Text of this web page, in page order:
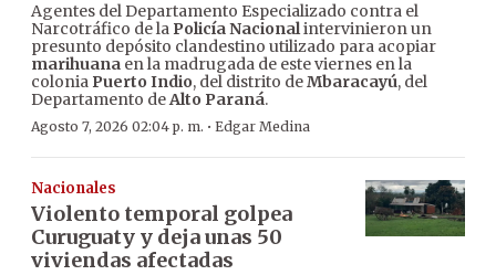
Agentes del Departamento Especializado contra el
Narcotráfico de la Policía Nacionalintervinieron un
presunto depósito clandestino utilizado para acopiar
marihuana en la madrugada de este viernes en la
colonia Puerto Indio, del distrito deMbaracayú, del
Departamento deAlto Paraná.
Agosto 7, 2026 02:04 p. m. · Edgar Medina
Nacionales
Violento temporal golpea
Curuguaty y deja unas 50
viviendas afectadas